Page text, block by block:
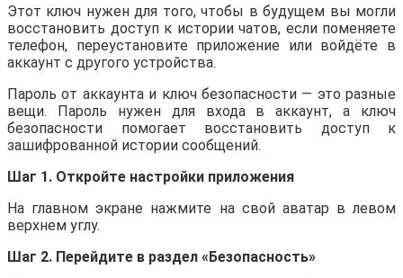
Этот ключ нужен для того, чтобы в будущем вы могли
восстановить доступ к истории чатов, если поменяете
телефон, переустановите приложение или войдёте в
аккаунт с другого устройства.
Пароль от аккаунта и ключ безопасности — это разные
вещи. Пароль нужен для входа в аккаунт, а ключ
безопасности помогает восстановить доступ к
зашифрованной истории сообщений.
Шаг 1. Откройте настройки приложения
На главном экране нажмите на свой аватар в левом
верхнем углу.
Шаг 2. Перейдите в раздел «Безопасность»